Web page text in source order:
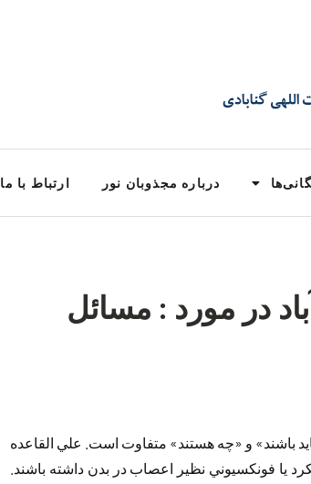
درباره مجذوبان نور ارتباط با ما
در مورد : مسائل
باشند» و «چه هستند» متفاوت است. علي القاعده
يا فونكسيوني نظير اعصاب در بدن داشته باشند.